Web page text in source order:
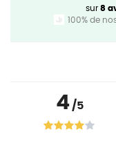
sur8
100% de
4/5